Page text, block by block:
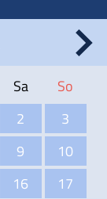
Sa
So
2
3
9
10
16
17